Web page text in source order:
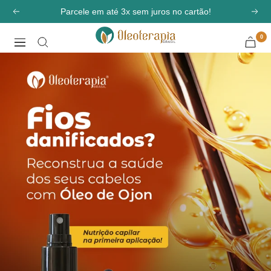
Pular
para
Anterior Parcele em até 3x sem juros no cartão!
Navegação
Oleoterapia
Brasil
0